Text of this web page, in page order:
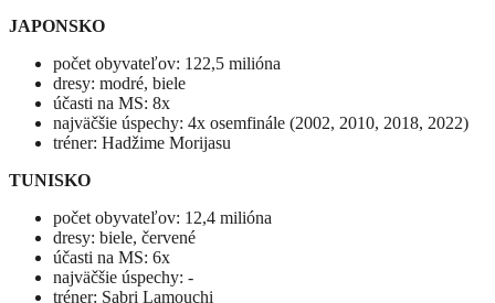
JAPONSKO
počet obyvateľov: 122,5 milióna
dresy: modré, biele
účasti na MS: 8x
najväčšie úspechy: 4x osemfinále (2002, 2010, 2018, 2022)
tréner: Hadžime Morijasu
TUNISKO
počet obyvateľov: 12,4 milióna
dresy: biele, červené
účasti na MS: 6x
najväčšie úspechy: -
tréner: Sabri Lamouchi